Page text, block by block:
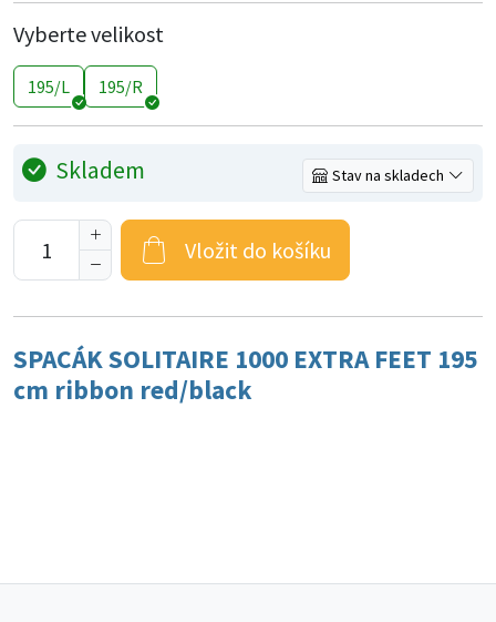
Vyberte velikost
195/L 195/R
Skladem Stav na skladech
Vložit do košíku
SPACÁK SOLITAIRE 1000 EXTRA FEET 195
cm ribbon red/black